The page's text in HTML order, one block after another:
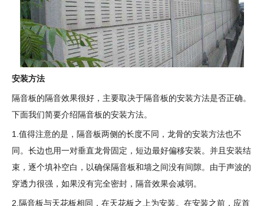
安装方法
隔音板的隔音效果很好，主要取决于隔音板的安装方法是否正确。
下面我们简要介绍隔音板的安装方法。
1.值得注意的是，隔音板两侧的长度不同，龙骨的安装方法也不
同。长边也用一对垂直龙骨固定，短边最好偏移安装。并且安装结
束，逐个填补空白，以确保隔音板和墙之间没有间隙。由于声波的
穿透力很强，如果没有完全密封，隔音效果会减弱。
2.隔音板与天花板相同，在天花板之上为安装。在安装之前，应首